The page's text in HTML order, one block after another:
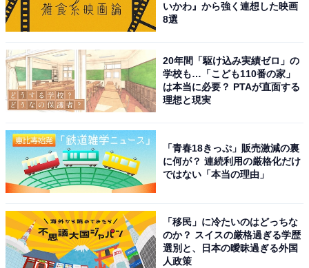
いかわ』から強く連想した映画
8選
20年間「駆け込み実績ゼロ」の
学校も…「こども110番の家」
は本当に必要？ PTAが直面する
理想と現実
「青春18きっぷ」販売激減の裏
に何が？ 連続利用の厳格化だけ
ではない「本当の理由」
「移民」に冷たいのはどっちな
のか？ スイスの厳格過ぎる学歴
選別と、日本の曖昧過ぎる外国
人政策